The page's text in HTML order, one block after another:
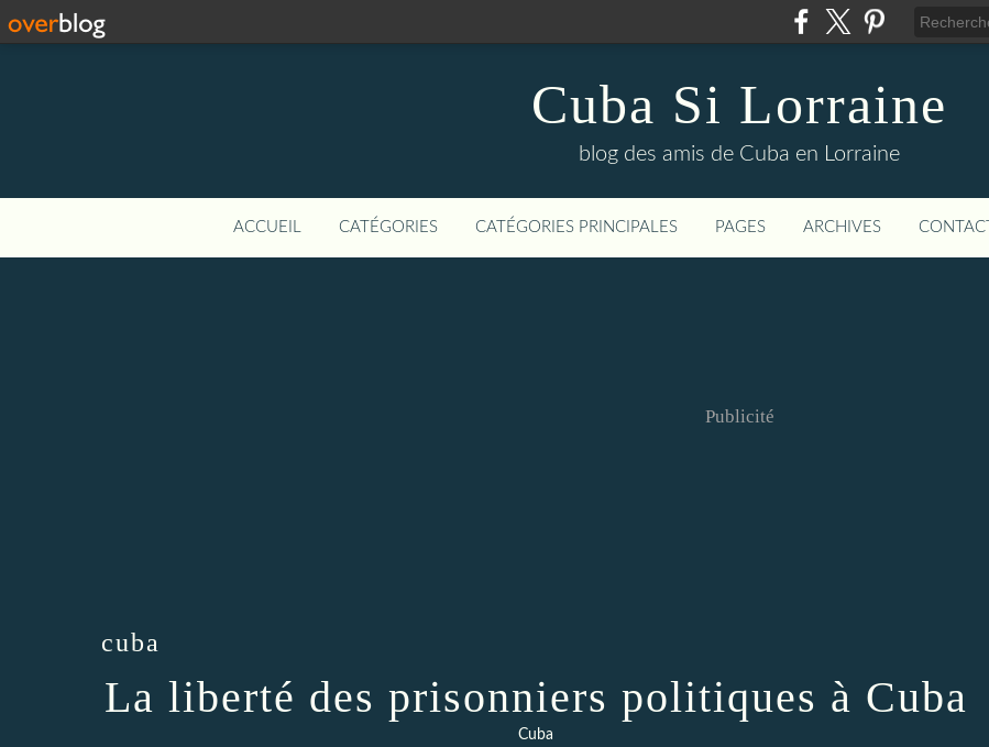
Cuba Si Lorraine
blog des amis de Cuba en Lorraine
ACCUEIL CATÉGORIES CATÉGORIES PRINCIPALES PAGES ARCHIVES CONTACT
Publicité
cuba
La liberté des prisonniers politiques à Cuba
Cuba